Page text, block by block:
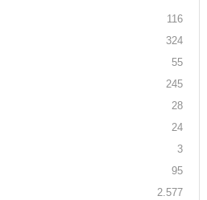
116
324
55
245
28
24
3
95
2.577